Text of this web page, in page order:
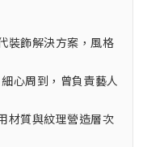
裝飾解決方案，風格
心周到，曾負責藝人
材質與紋理營造層次